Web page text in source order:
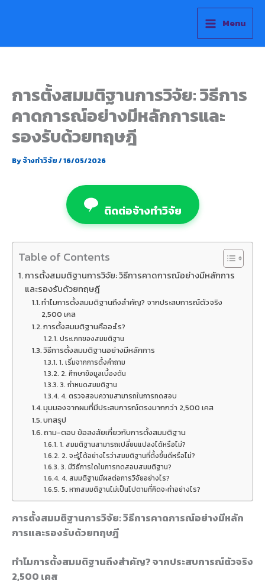
Menu
การตั้งสมมติฐานการวิจัย: วิธีการ
คาดการณ์อย่างมีหลักการและ
รองรับด้วยทฤษฎี
Byจ้างทำวิจัย/16/05/2026
ติดต่อจ้างทำวิจัย
Table of Contents
การตั้งสมมติฐานการวิจัย: วิธีการคาดการณ์อย่างมีหลักการ
และรองรับด้วยทฤษฎี
ทำไมการตั้งสมมติฐานถึงสำคัญ? จากประสบการณ์ตัวจริง
2,500 เคส
การตั้งสมมติฐานคืออะไร?
ประเภทของสมมติฐาน
วิธีการตั้งสมมติฐานอย่างมีหลักการ
1. เริ่มจากการตั้งคำถาม
2. ศึกษาข้อมูลเบื้องต้น
3. กำหนดสมมติฐาน
4. ตรวจสอบความสามารถในการทดสอบ
มุมมองจากผมที่มีประสบการณ์ตรงมากกว่า 2,500 เคส
บทสรุป
ถาม-ตอบ ข้อสงสัยเกี่ยวกับการตั้งสมมติฐาน
1. สมมติฐานสามารถเปลี่ยนแปลงได้หรือไม่?
2. จะรู้ได้อย่างไรว่าสมมติฐานที่ตั้งขึ้นดีหรือไม่?
3. มีวิธีการใดในการทดสอบสมมติฐาน?
4. สมมติฐานมีผลต่อการวิจัยอย่างไร?
5. หากสมมติฐานไม่เป็นไปตามที่คิดจะทำอย่างไร?
การตั้งสมมติฐานการวิจัย: วิธีการคาดการณ์อย่างมีหลัก
การและรองรับด้วยทฤษฎี
ทำไมการตั้งสมมติฐานถึงสำคัญ? จากประสบการณ์ตัวจริง
2,500 เคส